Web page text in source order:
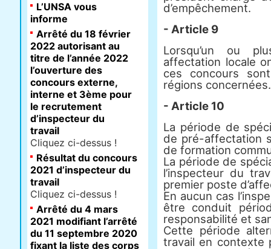
d’empêchement.
- Article 9
Lorsqu’un ou
affectation locale
ces concours
régions concernées.
- Article 10
La période de
de pré-affectation
de formation
La période de
l’inspecteur du
premier poste
En aucun cas
être conduit
responsabilité et
Cette période
travail en contexte
L’UNSA vous
informe
Arrêté du 18 février
2022 autorisant au
titre de l’année 2022
l’ouverture des
concours externe,
interne et 3ème pour
le recrutement
d’inspecteur du
travail
Cliquez ci-dessus !
Résultat du concours
2021 d’inspecteur du
travail
Cliquez ci-dessus !
Arrêté du 4 mars
2021 modifiant l’arrêté
du 11 septembre 2020
fixant la liste des corps